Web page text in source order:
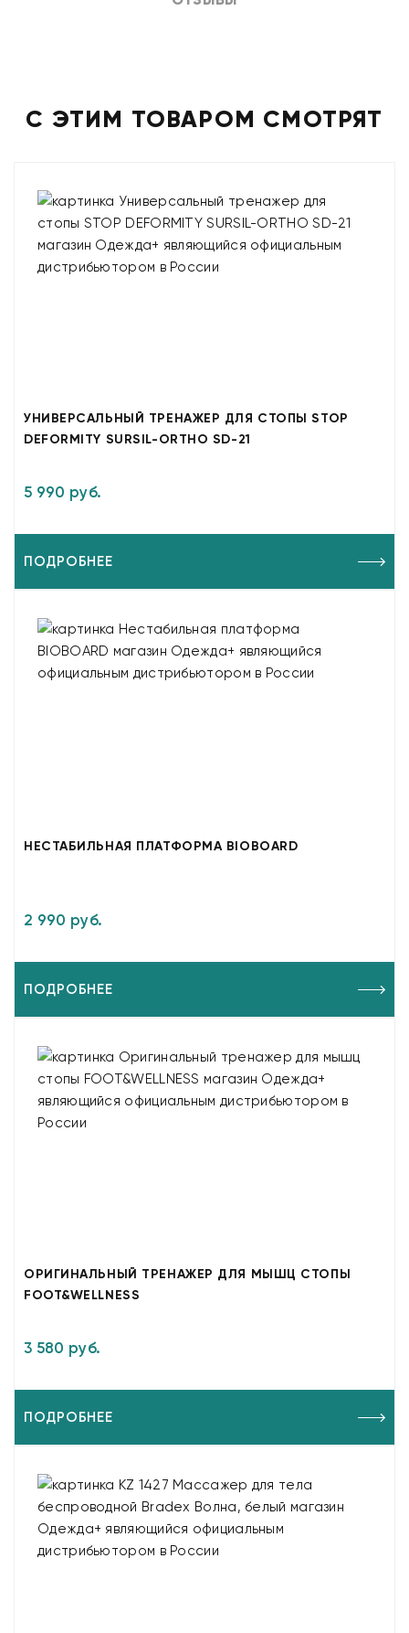
С ЭТИМ ТОВАРОМ СМОТРЯТ
УНИВЕРСАЛЬНЫЙ ТРЕНАЖЕР ДЛЯ СТОПЫ STOP
DEFORMITY SURSIL-ORTHO SD-21
5 990 руб.
ПОДРОБНЕЕ
НЕСТАБИЛЬНАЯ ПЛАТФОРМА BIOBOARD
2 990 руб.
ПОДРОБНЕЕ
ОРИГИНАЛЬНЫЙ ТРЕНАЖЕР ДЛЯ МЫШЦ СТОПЫ
FOOT&WELLNESS
3 580 руб.
ПОДРОБНЕЕ